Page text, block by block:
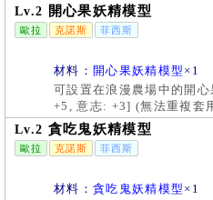
Lv.2 開心果妖精模型
歐拉 克諾斯 菲西斯
材料： 開心果妖精模型 ×1
可設置在浪漫農場中的開
+5, 意志: +3] (無法重複套
Lv.2 貪吃鬼妖精模型
歐拉 克諾斯 菲西斯
材料： 貪吃鬼妖精模型 ×1